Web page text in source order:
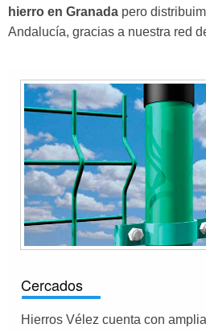
hierro en Granada pero
Andalucía, gracias a nuestra red
Cercados
Hierros Vélez cuenta con